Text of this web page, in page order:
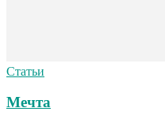
Статьи
Мечта